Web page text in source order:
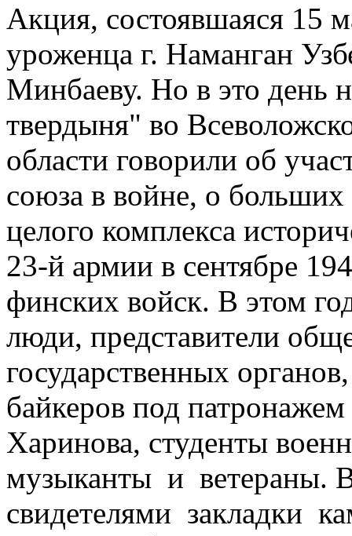
Акция, состоявшаяся 15
уроженца г. Наманган
Минбаеву. Но в это день
твердыня" во
области говорили об
союза в войне, о больших
целого комплекса
23-й армии в сентябре
финских войск. В этом
люди, представители
государственных
байкеров под
Харинова, студенты
музыканты и ветераны.
свидетелями закладки